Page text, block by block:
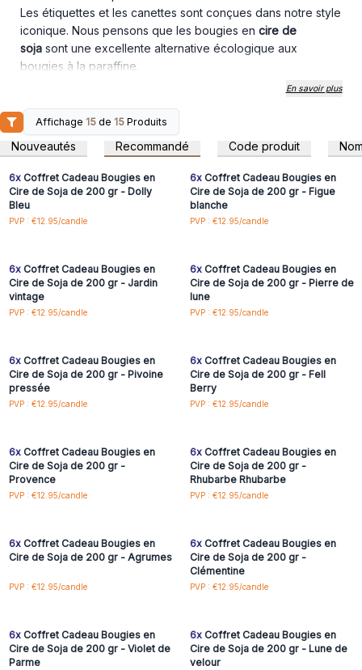
Les étiquettes et les canettes sont conçues dans notre style
iconique. Nous pensons que les bougies en cire de
soja sont une excellente alternative écologique aux
bougies à la paraffine.
Les bougies de soja brûlent uniformément, de sorte qu'il ne
soja brûlent également 30 à 50% plus longtemps et ne
contiennent pas les toxines des bougies à la paraffine.
Les bougies "Agnes and Cat" sont végétaliennes et n'ont
pas été testées sur les animaux.
Elles sont le cadeau parfait et donneront à la maison de vos
clients un peu plus de confort et de convivialité.
Chaque parfum est vraiment unique et magnifique. Vous
combustion est de 30 heures. Lisez attentivement les
instructions d'utilisation avant d'utiliser la bougie.
En savoir plus
Affichage 15 de 15 Produits
Nouveautés Recommandé Code produit
Connectez-vous ou
inscrivez-vous pour
accéder aux prix de gros
6xCoffret Cadeau Bougies en
Cire de Soja de 200 gr - Dolly
Bleu
PVP : €12.95/candle
inscrivez-vous pour
accéder aux prix de gros
6xCoffret Cadeau Bougies en
Cire de Soja de 200 gr - Figue
blanche
PVP : €12.95/candle
Connectez-vous ou
6xCoffret Cadeau Bougies en
Cire de Soja de 200 gr - Jardin
vintage
PVP : €12.95/candle
Connectez-vous ou
6xCoffret Cadeau Bougies en
Cire de Soja de 200 gr - Pierre de
lune
PVP : €12.95/candle
Connectez-vous ou
6xCoffret Cadeau Bougies en
Cire de Soja de 200 gr - Pivoine
pressée
PVP : €12.95/candle
Connectez-vous ou
6xCoffret Cadeau Bougies en
Cire de Soja de 200 gr - Fell
Berry
PVP : €12.95/candle
Connectez-vous ou
6xCoffret Cadeau Bougies en
Cire de Soja de 200 gr -
Provence
PVP : €12.95/candle
Connectez-vous ou
6xCoffret Cadeau Bougies en
Cire de Soja de 200 gr -
Rhubarbe Rhubarbe
PVP : €12.95/candle
Connectez-vous ou
6xCoffret Cadeau Bougies en
Cire de Soja de 200 gr - Agrumes
PVP : €12.95/candle
Connectez-vous ou
6xCoffret Cadeau Bougies en
Cire de Soja de 200 gr -
Clémentine
PVP : €12.95/candle
Connectez-vous ou
6xCoffret Cadeau Bougies en
Cire de Soja de 200 gr - Violet de
Parme
Connectez-vous ou
6xCoffret Cadeau Bougies en
Cire de Soja de 200 gr - Lune de
velour